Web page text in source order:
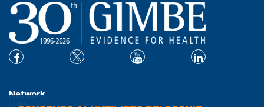
Network
GIMBE